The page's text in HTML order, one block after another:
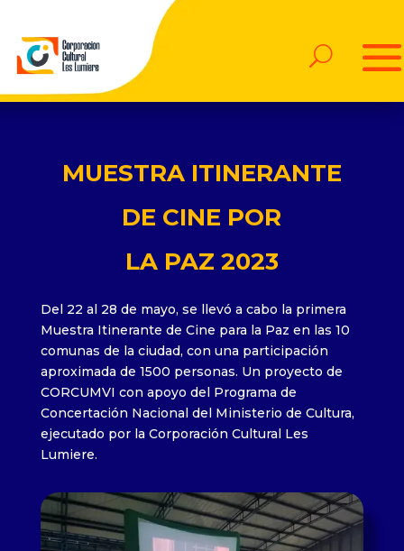
MUESTRA ITINERANTE
DE CINE POR
LA PAZ 2023
Del 22 al 28 de mayo, se llevó a cabo la primera
Muestra Itinerante de Cine para la Paz en las 10
comunas de la ciudad, con una participación
aproximada de 1500 personas. Un proyecto de
CORCUMVI con apoyo del Programa de
Concertación Nacional del Ministerio de Cultura,
ejecutado por la Corporación Cultural Les
Lumiere.